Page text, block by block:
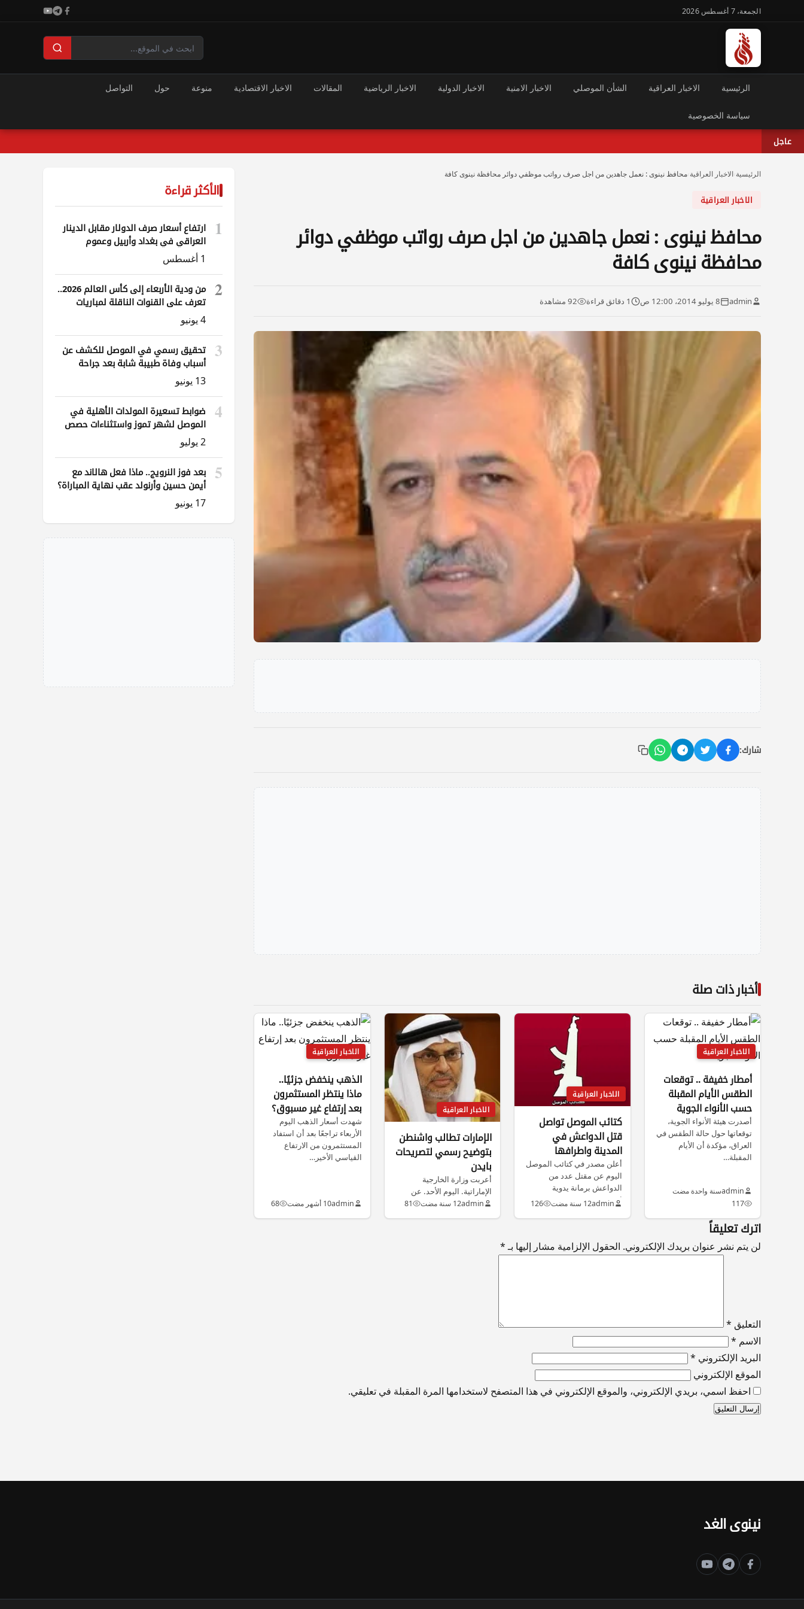
الجمعة، 7 أغسطس 2026
الرئيسية الاخبار العراقية الشأن الموصلي الاخبار الامنية الاخبار الدولية الاخبار الرياضية المقالات الاخبار الاقتصادية منوعة حول التواصل
سياسة الخصوصية
عاجل
الرئيسية الاخبار العراقية محافظ نينوى : نعمل جاهدين من اجل صرف رواتب موظفي دوائر محافظة نينوى كافة
الاخبار العراقية
محافظ نينوى : نعمل جاهدين من اجل صرف رواتب موظفي دوائر
محافظة نينوى كافة
admin 8 يوليو 2014، 12:00 ص 1 دقائق قراءة 92 مشاهدة
شارك:
أخبار ذات صلة
الاخبار العراقية
أمطار خفيفة .. توقعات
الطقس الأيام المقبلة
حسب الأنواء الجوية
أصدرت هيئة الأنواء الجوية،
توقعاتها حول حالة الطقس في
العراق، مؤكدة أن الأيام
المقبلة…
adminسنة واحدة مضت
117
الاخبار العراقية
كتائب الموصل تواصل
قتل الدواعش في
المدينة واطرافها
أعلن مصدر في كتائب الموصل
اليوم عن مقتل عدد من
الدواعش برمانة يدوية
استهدف…
admin12 سنة مضت 126
الاخبار العراقية
الإمارات تطالب واشنطن
بتوضيح رسمي لتصريحات
بايدن
أعربت وزارة الخارجية
الإماراتية. اليوم الأحد. عن
استغرابها من تصريحات نائب
admin12 سنة مضت 81
الاخبار العراقية
الذهب ينخفض جزئيًا..
ماذا ينتظر المستثمرون
بعد إرتفاع غير مسبوق؟
شهدت أسعار الذهب اليوم
الأربعاء تراجعًا بعد أن استفاد
المستثمرون من الارتفاع
القياسي الأخير…
admin10 أشهر مضت 68
اترك تعليقاً
لن يتم نشر عنوان بريدك الإلكتروني. الحقول الإلزامية مشار إليها بـ*
التعليق *
الاسم *
البريد الإلكتروني *
الموقع الإلكتروني
احفظ اسمي، بريدي الإلكتروني، والموقع الإلكتروني في هذا المتصفح لاستخدامها المرة المقبلة في تعليقي.
الأكثر قراءة
1
ارتفاع أسعار صرف الدولار مقابل الدينار
العراقي في بغداد وأربيل وعموم
المحافظات
1 أغسطس
2
من ودية الأربعاء إلى كأس العالم 2026..
تعرف على القنوات الناقلة لمباريات
العراق
4 يونيو
3
تحقيق رسمي في الموصل للكشف عن
أسباب وفاة طبيبة شابة بعد جراحة
ناظورية
13 يونيو
4
ضوابط تسعيرة المولدات الأهلية في
الموصل لشهر تموز واستثناءات حصص
الوقود
2 يوليو
5
بعد فوز النرويج.. ماذا فعل هالاند مع
أيمن حسين وأرنولد عقب نهاية المباراة؟
17 يونيو
نينوى الغد